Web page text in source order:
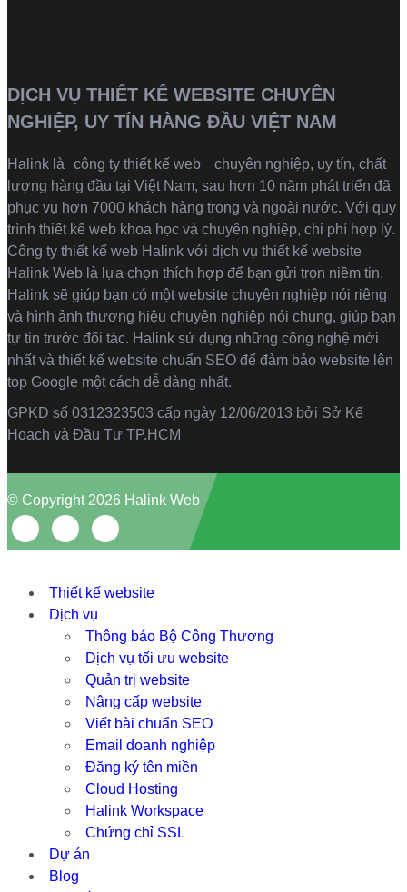
DỊCH VỤ THIẾT KẾ WEBSITE CHUYÊN
NGHIỆP, UY TÍN HÀNG ĐẦU VIỆT NAM
Halink là công ty thiết kế web
chuyên nghiệp, uy tín, chất
lượng hàng đầu tại Việt Nam, sau hơn 10 năm phát triển đã
phục vụ hơn 7000 khách hàng trong và ngoài nước. Với quy
trình thiết kế web khoa học và chuyên nghiệp, chi phí hợp lý.
Công ty thiết kế web Halink với dịch vụ thiết kế website
Halink Web là lựa chọn thích hợp để bạn gửi trọn niềm tin.
Halink sẽ giúp bạn có một website chuyên nghiệp nói riêng
và hình ảnh thương hiệu chuyên nghiệp nói chung, giúp bạn
tự tin trước đối tác. Halink sử dụng những công nghệ mới
nhất và thiết kế website chuẩn SEO để đảm bảo website lên
top Google một cách dễ dàng nhất.
GPKD số 0312323503 cấp ngày 12/06/2013 bởi Sở Kế
Hoạch và Đầu Tư TP.HCM
© Copyright 2026 Halink Web
Thiết kế website
Dịch vụ
Thông báo Bộ Công Thương
Dịch vụ tối ưu website
Quản trị website
Nâng cấp website
Viết bài chuẩn SEO
Email doanh nghiệp
Đăng ký tên miền
Cloud Hosting
Halink Workspace
Chứng chỉ SSL
Dự án
Blog